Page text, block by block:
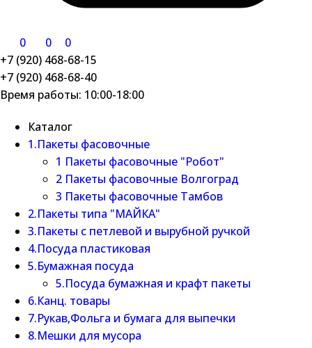
0 0
0
+7 (920) 468-68-15
+7 (920) 468-68-40
Время работы: 10:00-18:00
Каталог
1.Пакеты фасовочные
1 Пакеты фасовочные "Робот"
2 Пакеты фасовочные Волгоград
3 Пакеты фасовочные Тамбов
2.Пакеты типа "МАЙКА"
3.Пакеты с петлевой и вырубной ручкой
4.Посуда пластиковая
5.Бумажная посуда
5.Посуда бумажная и крафт пакеты
6.Канц. товары
7.Рукав,Фольга и бумага для выпечки
8.Мешки для мусора